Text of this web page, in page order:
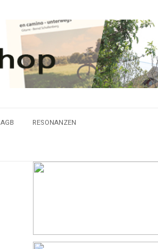
AGB RESONANZEN